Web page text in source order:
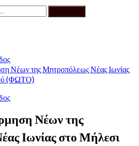
Νέων της Μητροπόλεως Νέας Ιωνίας
(ΦΩΤΟ)
Νέων της
Ιωνίας στο Μήλεσι